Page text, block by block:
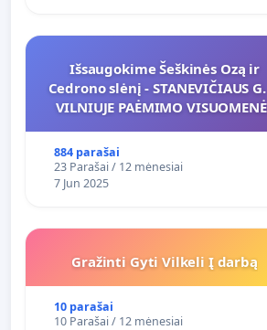
Išsaugokime Šeškinės Ozą ir
Cedrono slėnį - STANEVIČIAUS
VILNIUJE PAĖMIMO
PRITAIKYMO VIEŠAJAI ŽELDYNŲ
FUNKCIJAI
884 parašai
23 Parašai / 12 mėnesiai
7 Jun 2025
Gražinti Gyti Vilkeli Į darbą
10 parašai
10 Parašai / 12 mėnesiai